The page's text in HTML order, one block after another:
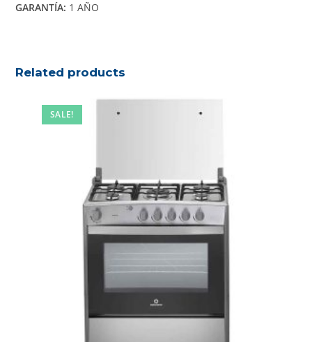
GARANTÍA: 1 AÑO
Related products
SALE!